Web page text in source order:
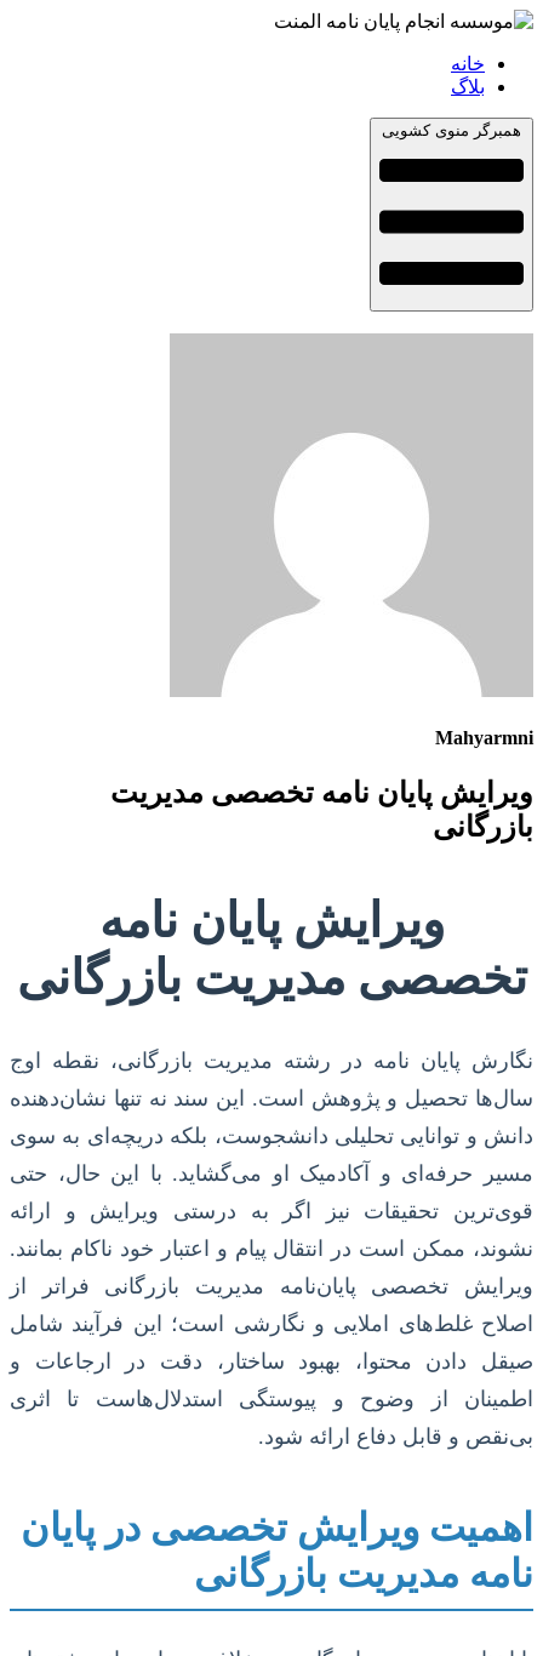
خانه
بلاگ
همبرگر منوی کشویی
Mahyarmni
ویرایش پایان نامه تخصصی مدیریت
بازرگانی
ویرایش پایان نامه
تخصصی مدیریت بازرگانی
نگارش پایان نامه در رشته مدیریت بازرگانی، نقطه اوج
سال‌ها تحصیل و پژوهش است. این سند نه تنها نشان‌دهنده
دانش و توانایی تحلیلی دانشجوست، بلکه دریچه‌ای به سوی
مسیر حرفه‌ای و آکادمیک او می‌گشاید. با این حال، حتی
قوی‌ترین تحقیقات نیز اگر به درستی ویرایش و ارائه
نشوند، ممکن است در انتقال پیام و اعتبار خود ناکام بمانند.
ویرایش تخصصی پایان‌نامه مدیریت بازرگانی فراتر از
اصلاح غلط‌های املایی و نگارشی است؛ این فرآیند شامل
صیقل دادن محتوا، بهبود ساختار، دقت در ارجاعات و
اطمینان از وضوح و پیوستگی استدلال‌هاست تا اثری
بی‌نقص و قابل دفاع ارائه شود.
اهمیت ویرایش تخصصی در پایان
نامه مدیریت بازرگانی